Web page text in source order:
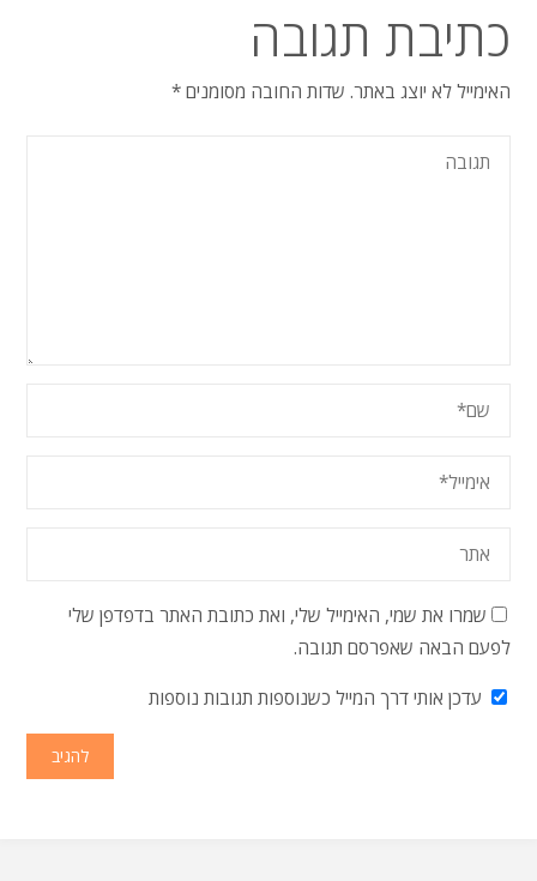
כתיבת תגובה
האימייל לא יוצג באתר. שדות החובה מסומנים*
שמרו את שמי, האימייל שלי, ואת כתובת האתר בדפדפן שלי
לפעם הבאה שאפרסם תגובה.
עדכן אותי דרך המייל כשנוספות תגובות נוספות